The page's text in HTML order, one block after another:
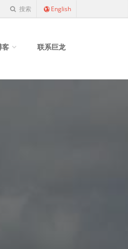
搜索 English
客 联系巨龙